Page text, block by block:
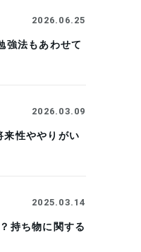
2026.06.25
強法もあわせて
2026.03.09
性ややりがい
2025.03.14
持ち物に関する